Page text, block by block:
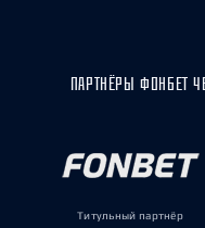
ПАРТНЁРЫ ФОНБЕТ
Титульный партнёр